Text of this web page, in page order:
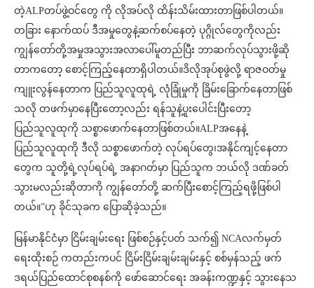
တဲ့ALPတပ်ဖွဲ့ဝင်‌တွေ ကို လိုအပ်လို ထိန်းသိမ်းထားတာဖြစ်ပါတယ်။
တခြား နောက်ထပ် ဒီအမှုတွေနဲ့ဆက်စပ်နေတဲ့ ပုဂ္ဂိုလ်တွေကိုလည်း
ကျွန်တော်တို့အမှုအသွားအလာပေါ်မူတည်ပြီး ဘာဆက်လုပ်သွားဖို့ဆို
တာကတော့ စောင့်ကြည့်နေတာရှိပါတယ်။ဒိလိုအုပ်စုဖွဲလို့ ရာဇဝတ်မှု
ကျူးလွန်နေတာက ပြည်သူလူထုရဲ့ လုံခြုံမှုကို ခြိမ်းခြောက်နေတာဖြစ်
သလို တဖက်မှာနေပြီးတော့လည်း ရန်သူနဲ့ပူးပေါင်းပြီးတော့
ပြည်သူလူထုကို သစ္စာဖောက်နေတာဖြစ်တယ်။ALPအနေနဲ့
ပြည်သူလူထုကို ဒီလို သစ္စာဖောက်တဲ့ လုပ်ရပ်တွေ၊အနိုင်ကျင့်နေတာ
တွေက သူတို့ရဲ့လုပ်ရပ်ရဲ့ အနာဂတ်မှာ ပြည်သူက ဘယ်လို ဒဏ်ခတ်
သွားမလည်းဆိုတာကို ကျွန်တော်တို့ ဆက်ပြီးစောင့်ကြည့်ရဖို့ဖြစ်ပါ
တယ်။”ဟု ခိုင်သုခက ပြောဆိုခဲ့သည်။
မြန်မာနိုင်ငံမှာ ငြိမ်းချမ်းရေး ဖြစ်စဉ်နှင့်ပတ် သက်၍ NCAလက်မှတ်
ရေးထိုးစဉ် ကတည်းကပင် ငြိမ်းငြိမ်းချမ်းချမ်းနှင့် စစ်မှန်သည့် ဖက်
ဒရယ်ပြည်ထောင်စုစနစ်ကို ဖော်ဆောင်ရေး အခန်းကဏ္ဍနှင့် သွားနေသ